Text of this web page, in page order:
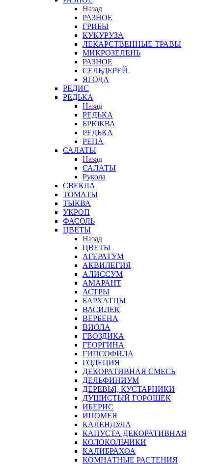
Назад
РАЗНОЕ
ГРИБЫ
КУКУРУЗА
ЛЕКАРСТВЕННЫЕ ТРАВЫ
МИКРОЗЕЛЕНЬ
РАЗНОЕ
СЕЛЬДЕРЕЙ
ЯГОДА
РЕДИС
РЕДЬКА
Назад
РЕДЬКА
БРЮКВА
РЕДЬКА
РЕПА
САЛАТЫ
Назад
САЛАТЫ
Рукола
СВЕКЛА
ТОМАТЫ
ТЫКВА
УКРОП
ФАСОЛЬ
ЦВЕТЫ
Назад
ЦВЕТЫ
АГЕРАТУМ
АКВИЛЕГИЯ
АЛИССУМ
АМАРАНТ
АСТРЫ
БАРХАТЦЫ
ВАСИЛЕК
ВЕРБЕНА
ВИОЛА
ГВОЗДИКА
ГЕОРГИНА
ГИПСОФИЛА
ГОДЕЦИЯ
ДЕКОРАТИВНАЯ СМЕСЬ
ДЕЛЬФИНИУМ
ДЕРЕВЬЯ, КУСТАРНИКИ
ДУШИСТЫЙ ГОРОШЕК
ИБЕРИС
ИПОМЕЯ
КАЛЕНДУЛА
КАПУСТА ДЕКОРАТИВНАЯ
КОЛОКОЛЬЧИКИ
КАЛИБРАХОА
КОМНАТНЫЕ РАСТЕНИЯ